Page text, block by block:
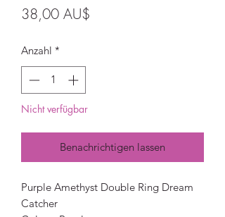
38,00 AU$
Anzahl *
Nicht verfügbar
Benachrichtigen lassen
Purple Amethyst Double Ring Dream
Catcher